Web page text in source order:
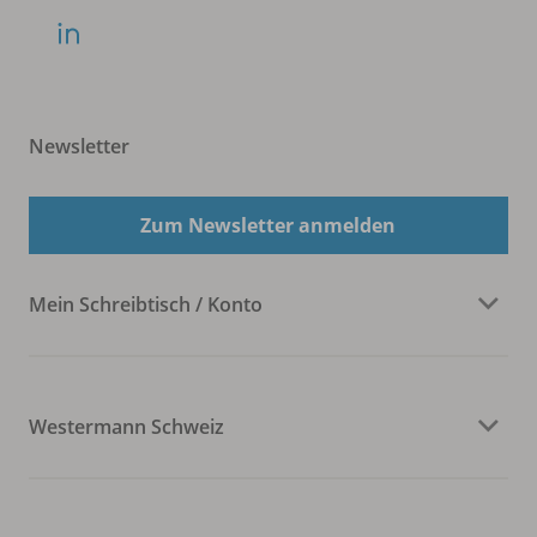
Newsletter
Zum Newsletter anmelden
Mein Schreibtisch / Konto
Westermann Schweiz